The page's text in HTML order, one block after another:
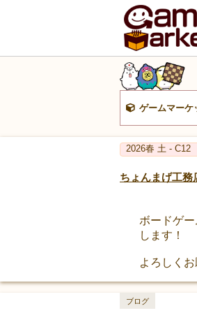
ゲームマーケ
2026春 土 - C12
ちょんまげ工務
ボードゲ
します！
よろしくお
ブログ